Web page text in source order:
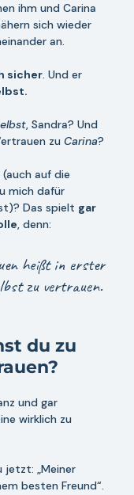
ihm und Carina
sich wieder
an.
sicher. Und er
, Sandra? Und
zu Carina?
auf die
mich dafür
Das spielt gar
, denn:
heißt in erster
zu vertrauen.
du zu
und gar
wirklich zu
jetzt: „Meiner
besten Freund“.